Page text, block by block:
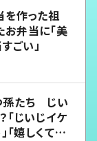
作った祖
弁当に「美
ごい」
孫たち じい
「じいじイケ
「嬉しくて可